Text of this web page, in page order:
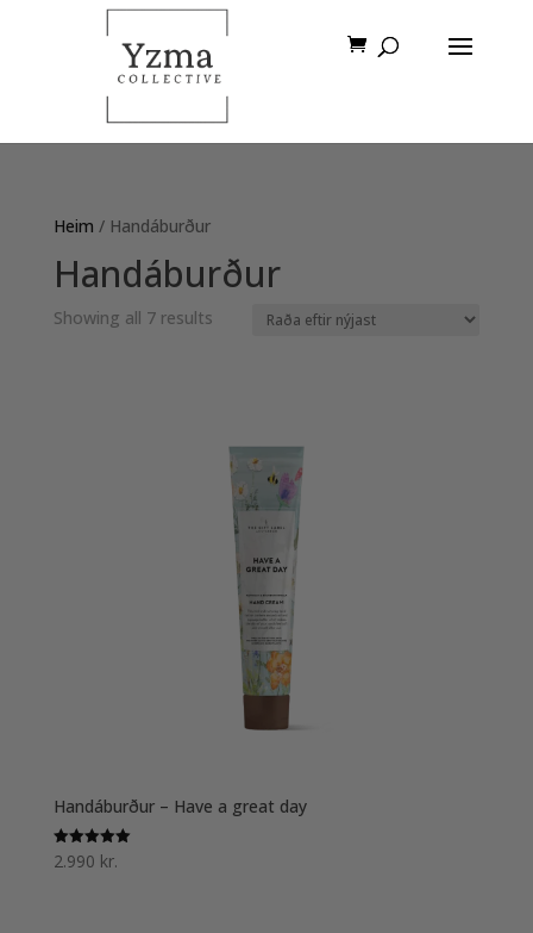
Heim / Handáburður
Handáburður
Showing all 7 resultsSorted
Handáburður – Have a great day
Einkunn
5.00
2.990 kr.